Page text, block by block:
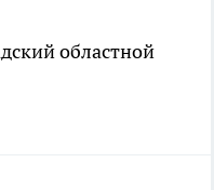
областной